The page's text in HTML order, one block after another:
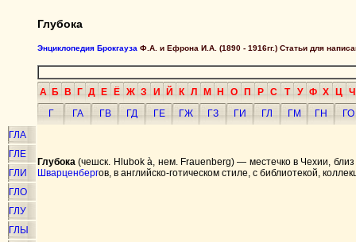
Глубока
Энциклопедия Брокгауза Ф.А. и Ефрона И.А. (1890 - 1916гг.) Статьи для
А Б В Г Д Е Ё Ж З И Й К Л М Н О П Р С Т У Ф Х Ц Ч
Г
ГА ГВ ГД ГЕ ГЖ ГЗ ГИ ГЛ ГМ ГН
ГО
ГЛА
ГЛЕ
ГЛИ
ГЛО
ГЛУ
ГЛЫ
Глубока (чешск. Hlubok à, нем. Frauenberg) — местечко в Чехии,
Шварценбергов, в английско-готическом стиле, с библиотекой,